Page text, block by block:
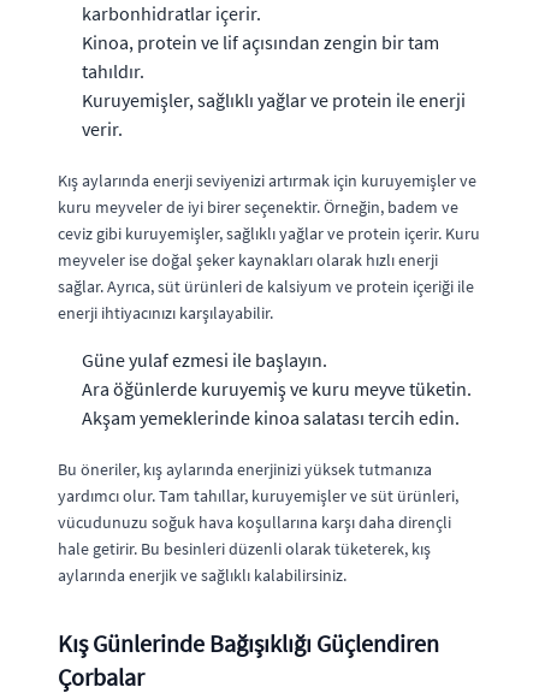
karbonhidratlar içerir.
Kinoa, protein ve lif açısından zengin bir tam
tahıldır.
Kuruyemişler, sağlıklı yağlar ve protein ile enerji
verir.
Kış aylarında enerji seviyenizi artırmak için kuruyemişler ve
kuru meyveler de iyi birer seçenektir. Örneğin, badem ve
ceviz gibi kuruyemişler, sağlıklı yağlar ve protein içerir. Kuru
meyveler ise doğal şeker kaynakları olarak hızlı enerji
sağlar. Ayrıca, süt ürünleri de kalsiyum ve protein içeriği ile
enerji ihtiyacınızı karşılayabilir.
Güne yulaf ezmesi ile başlayın.
Ara öğünlerde kuruyemiş ve kuru meyve tüketin.
Akşam yemeklerinde kinoa salatası tercih edin.
Bu öneriler, kış aylarında enerjinizi yüksek tutmanıza
yardımcı olur. Tam tahıllar, kuruyemişler ve süt ürünleri,
vücudunuzu soğuk hava koşullarına karşı daha dirençli
hale getirir. Bu besinleri düzenli olarak tüketerek, kış
aylarında enerjik ve sağlıklı kalabilirsiniz.
Kış Günlerinde Bağışıklığı Güçlendiren
Çorbalar